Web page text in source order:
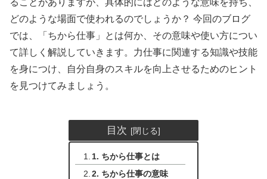
ることがありますが、具体的にはどのような意味を持ち、
どのような場面で使われるのでしょうか？ 今回のブログ
では、「ちから仕事」とは何か、その意味や使い方につい
て詳しく解説していきます。力仕事に関連する知識や技能
を身につけ、自分自身のスキルを向上させるためのヒント
を見つけてみましょう。
目次
1. ちから仕事とは
2. ちから仕事の意味